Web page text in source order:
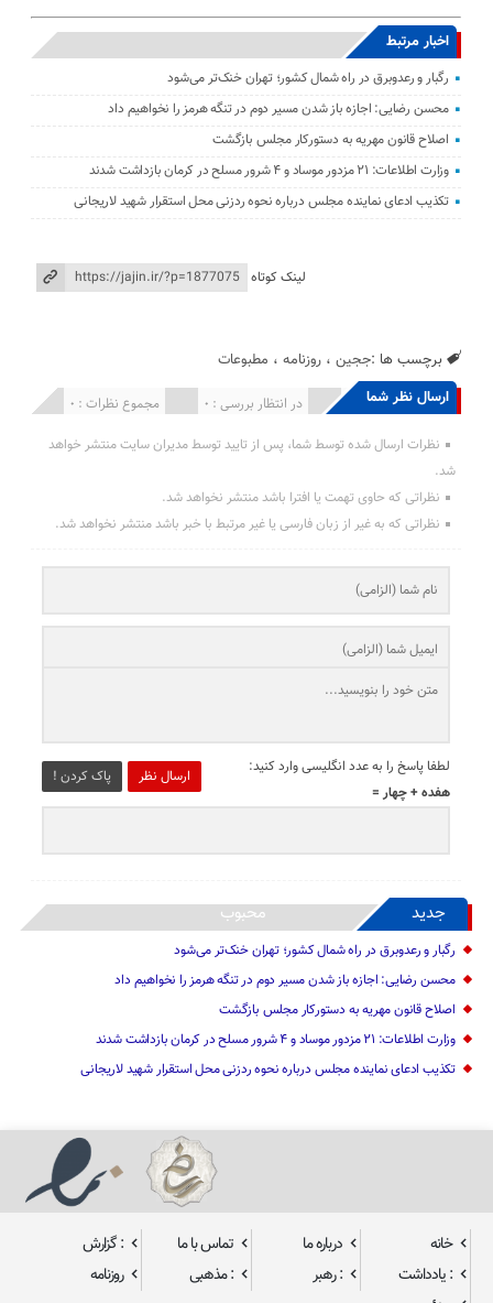
اخبار مرتبط
رگبار و رعدوبرق در راه شمال کشور؛ تهران خنک‌تر می‌شود
محسن رضایی: اجازه باز شدن مسیر دوم در تنگه هرمز را نخواهیم داد
اصلاح قانون مهریه به دستورکار مجلس بازگشت
وزارت اطلاعات: ۲۱ مزدور موساد و ۴ شرور مسلح در کرمان بازداشت شدند
تکذیب ادعای نماینده مجلس درباره نحوه ردزنی محل استقرار شهید لاریجانی
لینک کوتاه
برچسب ها :ججین ،روزنامه ، مطبوعات
ارسال نظر شما مجموع نظرات : 0 در انتظار بررسی : 0 انتشار یافته : 0
نظرات ارسال شده توسط شما، پس از تایید توسط مدیران سایت منتشر خواهد
شد.
نظراتی که حاوی تهمت یا افترا باشد منتشر نخواهد شد.
نظراتی که به غیر از زبان فارسی یا غیر مرتبط با خبر باشد منتشر نخواهد شد.
ارسال نظر پاک کردن !
لطفا پاسخ را به عدد انگلیسی وارد کنید:
هفده + چهار =
جدید محبوب
رگبار و رعدوبرق در راه شمال کشور؛ تهران خنک‌تر می‌شود
محسن رضایی: اجازه باز شدن مسیر دوم در تنگه هرمز را نخواهیم داد
اصلاح قانون مهریه به دستورکار مجلس بازگشت
وزارت اطلاعات: ۲۱ مزدور موساد و ۴ شرور مسلح در کرمان بازداشت شدند
تکذیب ادعای نماینده مجلس درباره نحوه ردزنی محل استقرار شهید لاریجانی
خانه درباره ما تماس با ما
: گزارش
: یادداشت
: رهبر : مذهبی
روزنامه